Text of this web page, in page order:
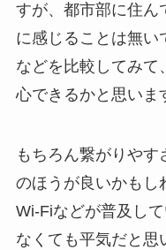
すが、都市部に住ん
に感じることは無い
などを比較してみて
心できるかと思いま
もちろん繋がりや
のほうが良いかもし
Wi-Fiなどが普及し
なくても平気だと思